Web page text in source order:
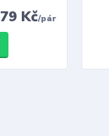
79 Kč/pár